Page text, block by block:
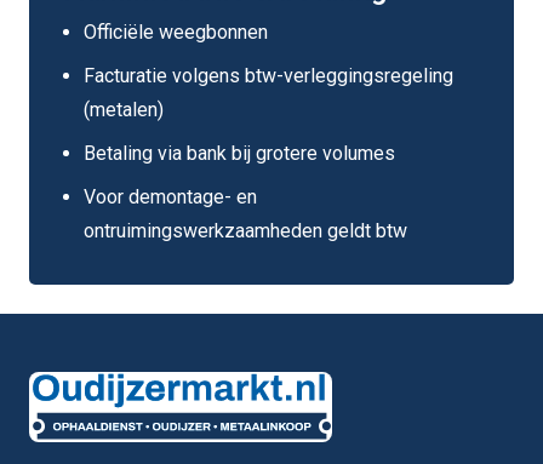
Officiële weegbonnen
Facturatie volgens btw-verleggingsregeling
(metalen)
Betaling via bank bij grotere volumes
Voor demontage- en
ontruimingswerkzaamheden geldt btw